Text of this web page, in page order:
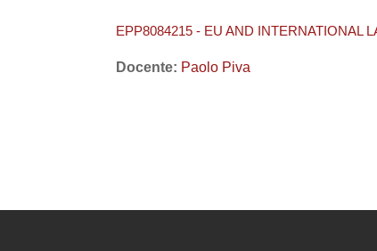
EPP8084215 - EU AND INTERNATIONAL
Docente: Paolo Piva